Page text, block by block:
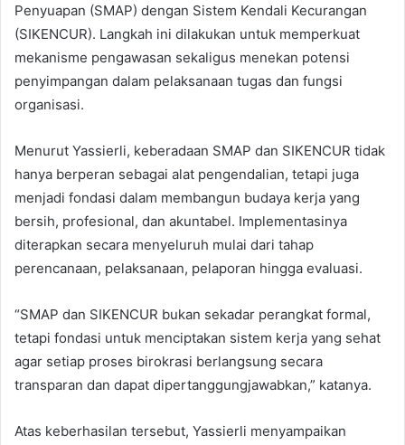
Penyuapan (SMAP) dengan Sistem Kendali Kecurangan
(SIKENCUR). Langkah ini dilakukan untuk memperkuat
mekanisme pengawasan sekaligus menekan potensi
penyimpangan dalam pelaksanaan tugas dan fungsi
organisasi.
Menurut Yassierli, keberadaan SMAP dan SIKENCUR tidak
hanya berperan sebagai alat pengendalian, tetapi juga
menjadi fondasi dalam membangun budaya kerja yang
bersih, profesional, dan akuntabel. Implementasinya
diterapkan secara menyeluruh mulai dari tahap
perencanaan, pelaksanaan, pelaporan hingga evaluasi.
“SMAP dan SIKENCUR bukan sekadar perangkat formal,
tetapi fondasi untuk menciptakan sistem kerja yang sehat
agar setiap proses birokrasi berlangsung secara
transparan dan dapat dipertanggungjawabkan,” katanya.
Atas keberhasilan tersebut, Yassierli menyampaikan